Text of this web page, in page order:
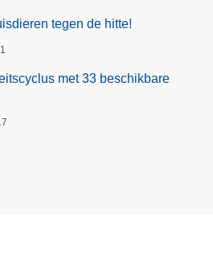
tegen de hitte!
met 33 beschikbare